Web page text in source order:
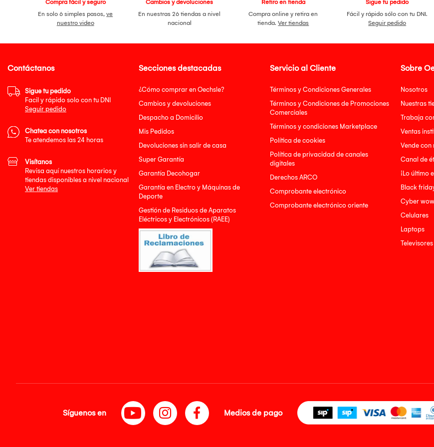
Compra fácil y seguro
En solo 6 simples pasos,ve
nuestro video
Cambios y devoluciones
En nuestras 26 tiendas a nivel
nacional
Retiro en tienda
Compra online y retira en
tienda.Ver tiendas
Sigue tu pedido
Fácil y rápido sólo con tu DNI.
Seguir pedido
Secciones destacadas
¿Cómo comprar en Oechsle?
Cambios y devoluciones
Despacho a Domicilio
Mis Pedidos
Devoluciones sin salir de casa
Super Garantía
Garantía Decohogar
Garantía en Electro y Máquinas de
Deporte
Gestión de Residuos de Aparatos
Eléctricos y Electrónicos (RAEE)
Servicio al Cliente
Términos y Condiciones Generales
Términos y Condiciones de Promociones
Comerciales
Términos y condiciones Marketplace
Política de cookies
Política de privacidad de canales
digitales
Derechos ARCO
Comprobante electrónico
Comprobante electrónico oriente
Sobre
Nosotros
Nuestras
Trabaja
Ventas
Vende con
Canal de
¡Lo último
Black
Cyber wow
Celulares
Laptops
Televisores
Contáctanos
Sigue tu pedido
Facil y rápido solo con tu DNI
Seguir pedido
Chatea con nosotros
Te atendemos las 24 horas
Visítanos
Revisa aquí nuestros horarios y
tiendas disponibles a nivel nacional
Ver tiendas
Síguenos en Medios de pago